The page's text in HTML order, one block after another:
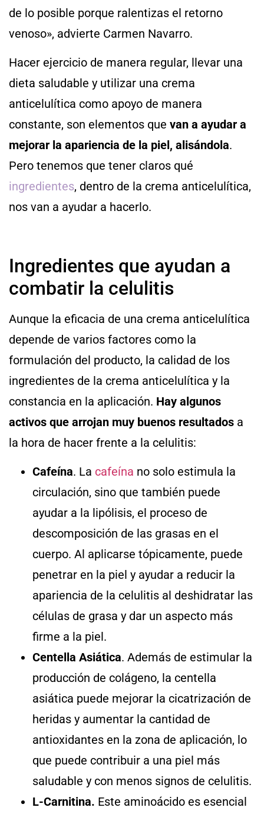
de lo posible porque ralentizas el retorno
venoso», advierte Carmen Navarro.
Hacer ejercicio de manera regular, llevar una
dieta saludable y utilizar una crema
anticelulítica como apoyo de manera
constante, son elementos que van a ayudar a
mejorar la apariencia de la piel, alisándola.
Pero tenemos que tener claros qué
ingredientes, dentro de la crema anticelulítica,
nos van a ayudar a hacerlo.
Ingredientes que ayudan a
combatir la celulitis
Aunque la eficacia de una crema anticelulítica
depende de varios factores como la
formulación del producto, la calidad de los
ingredientes de la crema anticelulítica y la
constancia en la aplicación. Hay algunos
activos que arrojan muy buenos resultados a
la hora de hacer frente a la celulitis:
Cafeína. La cafeína no solo estimula la
circulación, sino que también puede
ayudar a la lipólisis, el proceso de
descomposición de las grasas en el
cuerpo. Al aplicarse tópicamente, puede
penetrar en la piel y ayudar a reducir la
apariencia de la celulitis al deshidratar las
células de grasa y dar un aspecto más
firme a la piel.
Centella Asiática. Además de estimular la
producción de colágeno, la centella
asiática puede mejorar la cicatrización de
heridas y aumentar la cantidad de
antioxidantes en la zona de aplicación, lo
que puede contribuir a una piel más
saludable y con menos signos de celulitis.
L-Carnitina. Este aminoácido es esencial